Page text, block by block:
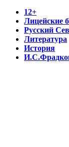
12+
Лицейские
Русский
Литература
История